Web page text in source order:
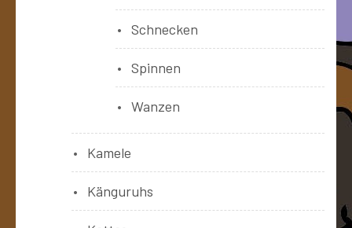
Schnecken
Spinnen
Wanzen
Kamele
Känguruhs